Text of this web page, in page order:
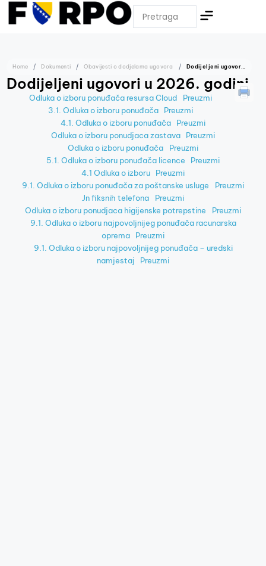
Home Dokumenti Obavijesti o dodjelama ugovora
Dodijeljeni ugovori u 2026. godini
Odluka o izboru ponuđača resursa Cloud
Preuzmi
3.1. Odluka o izboru ponuđača
Preuzmi
4.1. Odluka o izboru ponuđača
Preuzmi
Odluka o izboru ponudjaca zastava
Preuzmi
Odluka o izboru ponuđača
Preuzmi
5.1. Odluka o izboru ponuđača licence
Preuzmi
4.1 Odluka o izboru
Preuzmi
9.1. Odluka o izboru ponuđača za poštanske usluge
Preuzmi
Jn fiksnih telefona
Preuzmi
Odluka o izboru ponudjaca higijenske potrepstine
Preuzmi
9.1. Odluka o izboru najpovoljnijeg ponuđača racunarska
oprema
Preuzmi
9.1. Odluka o izboru najpovoljnijeg ponuđača – uredski
namjestaj
Preuzmi